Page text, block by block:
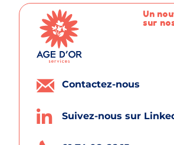
Un
sur
Contactez-nous
Suivez-nous sur